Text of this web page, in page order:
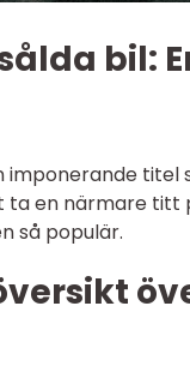
bil:
imponerande
ta en närmare
så populär.